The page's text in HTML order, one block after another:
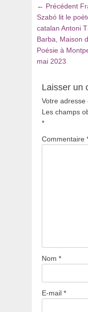
Navigation
de
l’article
← Précédent
:
Szabó lit le
catalan Antoni
Barba, Maison
Poésie à
mai 2023
Laisser un
Votre adresse
Les champs
*
Commentaire
Nom *
E-mail *